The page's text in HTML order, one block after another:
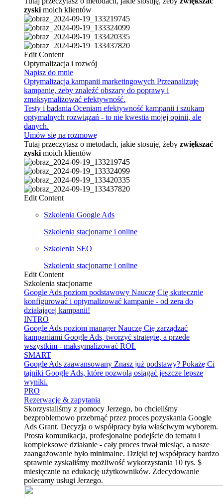
zyski moich klientów
Edit Content
Optymalizacja i rozwój
Napisz do mnie
Optymalizacja kampanii marketingowych Przeanalizuję
kampanię, żeby znaleźć obszary do poprawy i
zmaksymalizować efektywność.
Testy i badania Oceniam efektywność kampanii i szukam
optymalnych rozwiązań - to nie kwestia mojej opinii, ale
danych.
Umów się na rozmowę
Tutaj przeczytasz o metodach, jakie stosuję, żeby zwiększać
zyski moich klientów
Edit Content
Szkolenia Google Ads
Szkolenia stacjonarne i online
Szkolenia SEO
Szkolenia stacjonarne i online
Edit Content
Szkolenia stacjonarne
Google Ads poziom podstawowy Nauczę Cię skutecznie
konfigurować i optymalizować kampanie - od zera do
działającej kampanii!
INTRO
Google Ads poziom manager Nauczę Cię zarządzać
kampaniami Google Ads, tworzyć strategie, a przede
wszystkim - maksymalizować ROI.
SMART
Google Ads zaawansowany Znasz już podstawy? Pokażę Ci
tajniki Google Ads, które pozwolą osiągać jeszcze lepsze
wyniki.
PRO
Rezerwacje & zapytania
Skorzystaliśmy z pomocy Jerzego, bo chcieliśmy
bezproblemowo przebrnąć przez proces pozyskania Google
Ads Grant. Decyzja o współpracy była właściwym wyborem.
Prosta komunikacja, profesjonalne podejście do tematu i
kompleksowe działanie - cały proces trwał miesiąc, a nasze
zaangażowanie było minimalne. Dzięki tej współpracy bardzo
sprawnie zyskaliśmy możliwość wykorzystania 10 tys. $
miesięcznie na edukację użytkowników. Zdecydowanie
polecamy usługi Jerzego.